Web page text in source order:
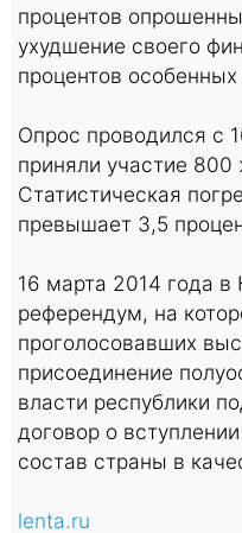
процентов
ухудшение своего
процентов
Опрос проводился с
приняли участие
Статистическая
превышает 3,5
16 марта 2014 года
референдум, на
проголосовавших
присоединение
власти республики
договор о
состав страны в
lenta.ru